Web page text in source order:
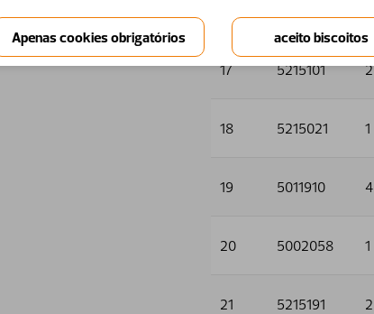
17 5215101 2
18 5215021 1
19 5011910 4
20 5002058 1
21 5215191 2